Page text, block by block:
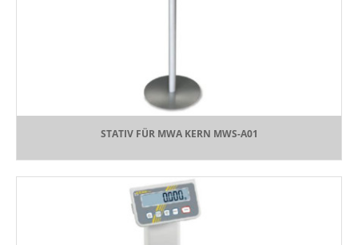
STATIV FÜR MWA KERN MWS-A01